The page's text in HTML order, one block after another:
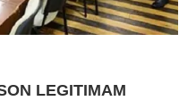
LEGITIMAM